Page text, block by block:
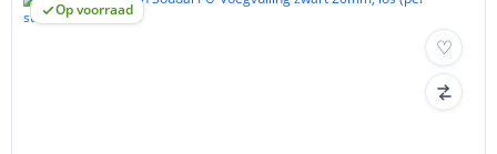
Op voorraad